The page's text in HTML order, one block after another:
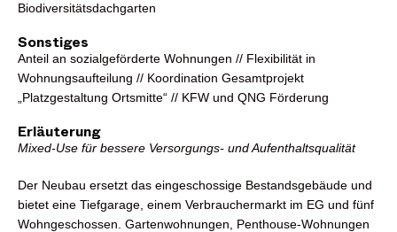
Biodiversitätsdachgarten
Sonstiges
Anteil an sozialgeförderte Wohnungen // Flexibilität in
Wohnungsaufteilung // Koordination Gesamtprojekt
„Platzgestaltung Ortsmitte“ // KFW und QNG Förderung
Erläuterung
Mixed-Use für bessere Versorgungs- und Aufenthaltsqualität
Der Neubau ersetzt das eingeschossige Bestandsgebäude und
bietet eine Tiefgarage, einem Verbrauchermarkt im EG und fünf
Wohngeschossen. Gartenwohnungen, Penthouse-Wohnungen